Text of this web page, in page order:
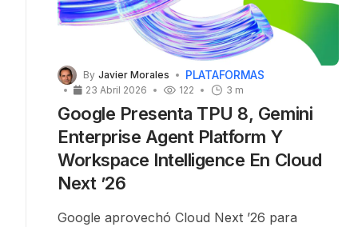
By Javier Morales PLATAFORMAS
3 m
23 Abril 2026 122
Google Presenta TPU 8, Gemini
Enterprise Agent Platform Y
Workspace Intelligence En Cloud
Next ’26
Google aprovechó Cloud Next ’26 para